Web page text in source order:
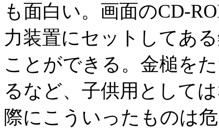
も面白い。画面のCD-
力装置にセットしてあ
ことができる。金槌を
るなど、子供用として
際にこういったものは